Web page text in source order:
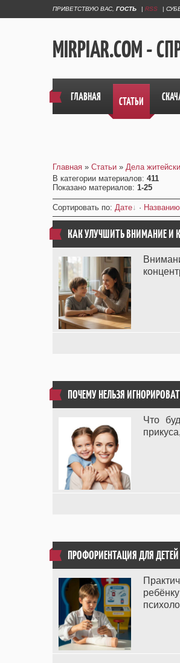
ПРИВЕТСТВУЮ ВАС ГОСТЬ | RSS |
MIRPIAR.COM
ГЛАВНАЯ СТАТЬИ
Главная » Статьи » Дела
В категории материалов: 411
Показано материалов: 1-25
Сортировать по: Дате · Названию
КАК УЛУЧШИТЬ ВНИМАНИЕ И
ПОЧЕМУ НЕЛЬЗЯ
Что
ПРОФОРИЕНТАЦИЯ ДЛЯ ДЕТЕЙ